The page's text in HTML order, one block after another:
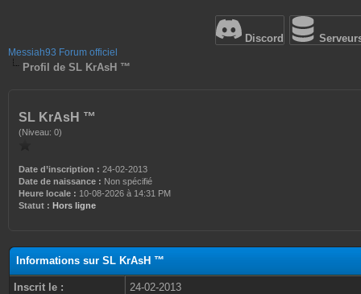
Discord
Messiah93 Forum officiel
Profil de SL KrAsH ™
SL KrAsH ™
(Niveau: 0)
Date d’inscription : 24-02-2013
Date de naissance : Non spécifié
Heure locale : 10-08-2026 à 14:31 PM
Statut : Hors ligne
Informations sur SL KrAsH ™
Inscrit le :
24-02-2013